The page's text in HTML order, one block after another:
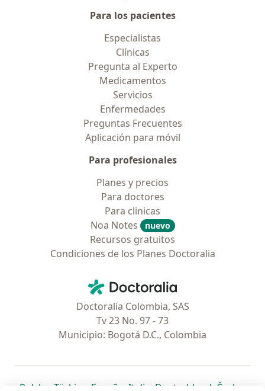
Para los pacientes
Especialistas
Clínicas
Pregunta al Experto
Medicamentos
Servicios
Enfermedades
Preguntas Frecuentes
Aplicación para móvil
Para profesionales
Planes y precios
Para doctores
Para clinicas
Noa Notes
nuevo
Recursos gratuitos
Condiciones de los Planes Doctoralia
Doctoralia - Página de inicio
Doctoralia Colombia, SAS
Tv 23 No. 97 - 73
Municipio: Bogotá D.C., Colombia
Polska se abre en una nueva pestaña
Türkiye se abre en una nueva pestaña
España se abre en una nueva pestaña
Italia se abre en una nueva
Deutschlandse abre en
Česko